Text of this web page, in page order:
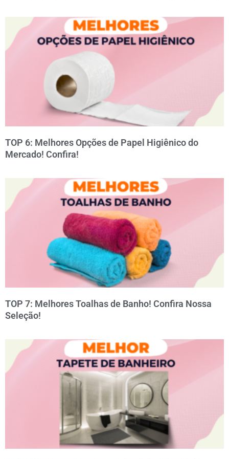
TOP 6: Melhores Opções de Papel Higiênico do
Mercado! Confira!
TOP 7: Melhores Toalhas de Banho! Confira Nossa
Seleção!